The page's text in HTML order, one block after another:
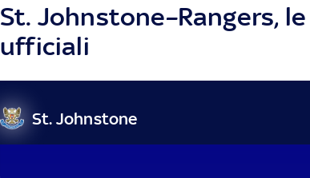
St. Johnstone–Rangers,
ufficiali
St. Johnstone